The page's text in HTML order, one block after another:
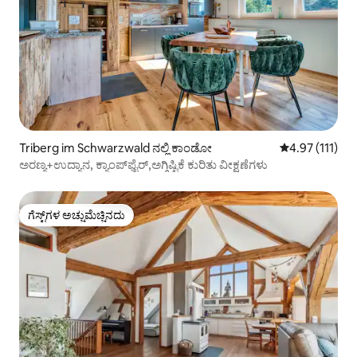
Triberg im Schwarzwald ನಲ್ಲಿ ಕಾಂಡೋ 5 ರಲ್ಲಿ 4.97
4.97 (111)
ಅರಣ್ಯ+ಉದ್ಯಾನ, ಕ್ಯಾಂಪ್‌ಫೈರ್,ಅಗ್ಗಿಷ್ಟಿಕೆ ಕುರಿತು ವೀಕ್ಷಣೆಗಳು
ಗೆಸ್ಟ್‌ಗಳ ಅಚ್ಚುಮೆಚ್ಚಿನದು
ಗೆಸ್ಟ್‌ಗಳ ಅಚ್ಚುಮೆಚ್ಚಿನದು